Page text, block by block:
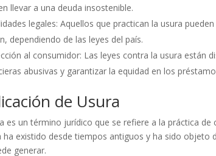
llevar a una deuda insostenible.
legales: Aquellos que practican la usura
dependiendo de las leyes del país.
al consumidor: Las leyes contra la usura están
abusivas y garantizar la equidad en los
de Usura
es un término jurídico que se refiere a la práctica
ha existido desde tiempos antiguos y ha sido objeto
generar.